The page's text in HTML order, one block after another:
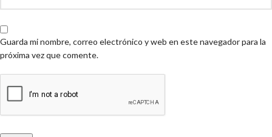
Guarda mi nombre, correo electrónico y web en este navegador para la
próxima vez que comente.